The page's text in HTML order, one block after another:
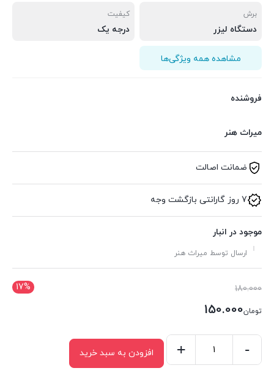
برش
دستگاه لیزر
کیفیت
درجه یک
مشاهده همه ویژگی‌ها
فروشنده
میراث هنر
ضمانت اصالت
7 روز گارانتی بازگشت وجه
موجود در انبار
ارسال توسط میراث هنر
17% 180.000قیمت
اصلی:
تومان150.000
فعلی:
تومان150.000.
-
+ افزودن به سبد خرید